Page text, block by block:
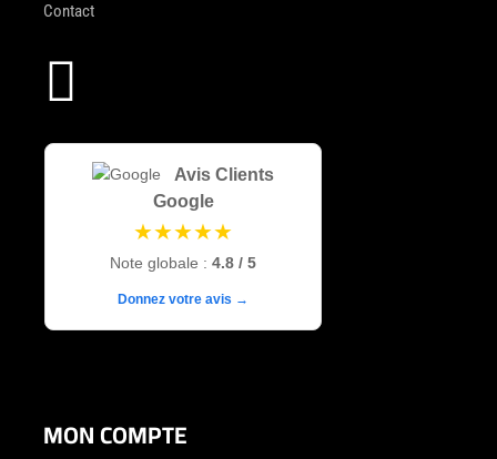
Contact

Avis Clients
Google
★★★★★
Note globale : 4.8 / 5
Donnez votre avis →
MON COMPTE